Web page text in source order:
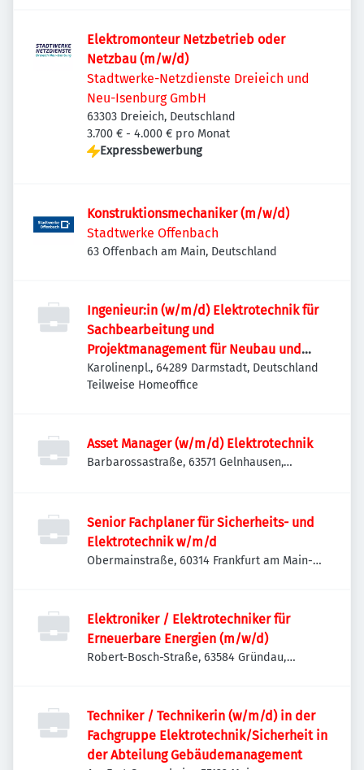
Elektromonteur Netzbetrieb oder
Netzbau (m/w/d)
Stadtwerke-Netzdienste Dreieich und
Neu-Isenburg GmbH
63303 Dreieich, Deutschland
3.700 € - 4.000 € pro Monat
Expressbewerbung
Konstruktionsmechaniker (m/w/d)
Stadtwerke Offenbach
63 Offenbach am Main, Deutschland
Ingenieur:in (w/m/d) Elektrotechnik für
Sachbearbeitung und
Projektmanagement für Neubau und
Instandsetzung von elektrotechnischen
Anlagen (Schwerpunkt MS-Anlagen)
Karolinenpl., 64289 Darmstadt, Deutschland
Teilweise Homeoffice
Asset Manager (w/m/d) Elektrotechnik
Barbarossastraße, 63571 Gelnhausen,
Senior Fachplaner für Sicherheits- und
Elektrotechnik w/m/d
Obermainstraße, 60314 Frankfurt am Main-
Elektroniker / Elektrotechniker für
Erneuerbare Energien (m/w/d)
Robert-Bosch-Straße, 63584 Gründau,
Techniker / Technikerin (w/m/d) in der
Fachgruppe Elektrotechnik/Sicherheit in
der Abteilung Gebäudemanagement